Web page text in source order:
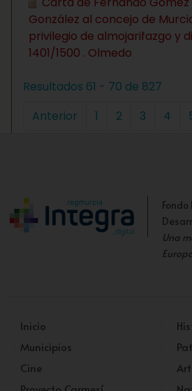
González al concejo de
privilegio de almojarifazgo y
1401/1500 . Olmedo
Resultados 61 - 70 de 827
Anterior
1 2 3 4
Fondo
Una
Inicio
Municipios
Cine